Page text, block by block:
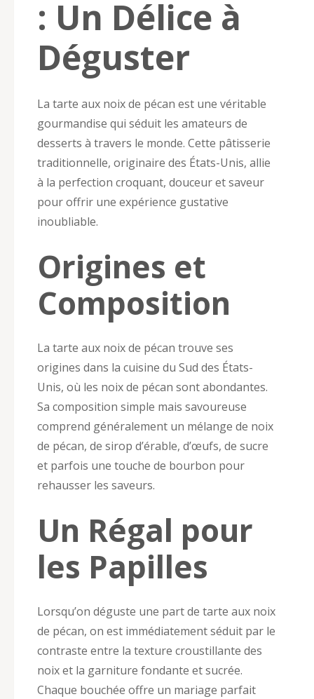
: Un Délice à
Déguster
La tarte aux noix de pécan est une véritable
gourmandise qui séduit les amateurs de
desserts à travers le monde. Cette pâtisserie
traditionnelle, originaire des États-Unis, allie
à la perfection croquant, douceur et saveur
pour offrir une expérience gustative
inoubliable.
Origines et
Composition
La tarte aux noix de pécan trouve ses
origines dans la cuisine du Sud des États-
Unis, où les noix de pécan sont abondantes.
Sa composition simple mais savoureuse
comprend généralement un mélange de noix
de pécan, de sirop d’érable, d’œufs, de sucre
et parfois une touche de bourbon pour
rehausser les saveurs.
Un Régal pour
les Papilles
Lorsqu’on déguste une part de tarte aux noix
de pécan, on est immédiatement séduit par le
contraste entre la texture croustillante des
noix et la garniture fondante et sucrée.
Chaque bouchée offre un mariage parfait